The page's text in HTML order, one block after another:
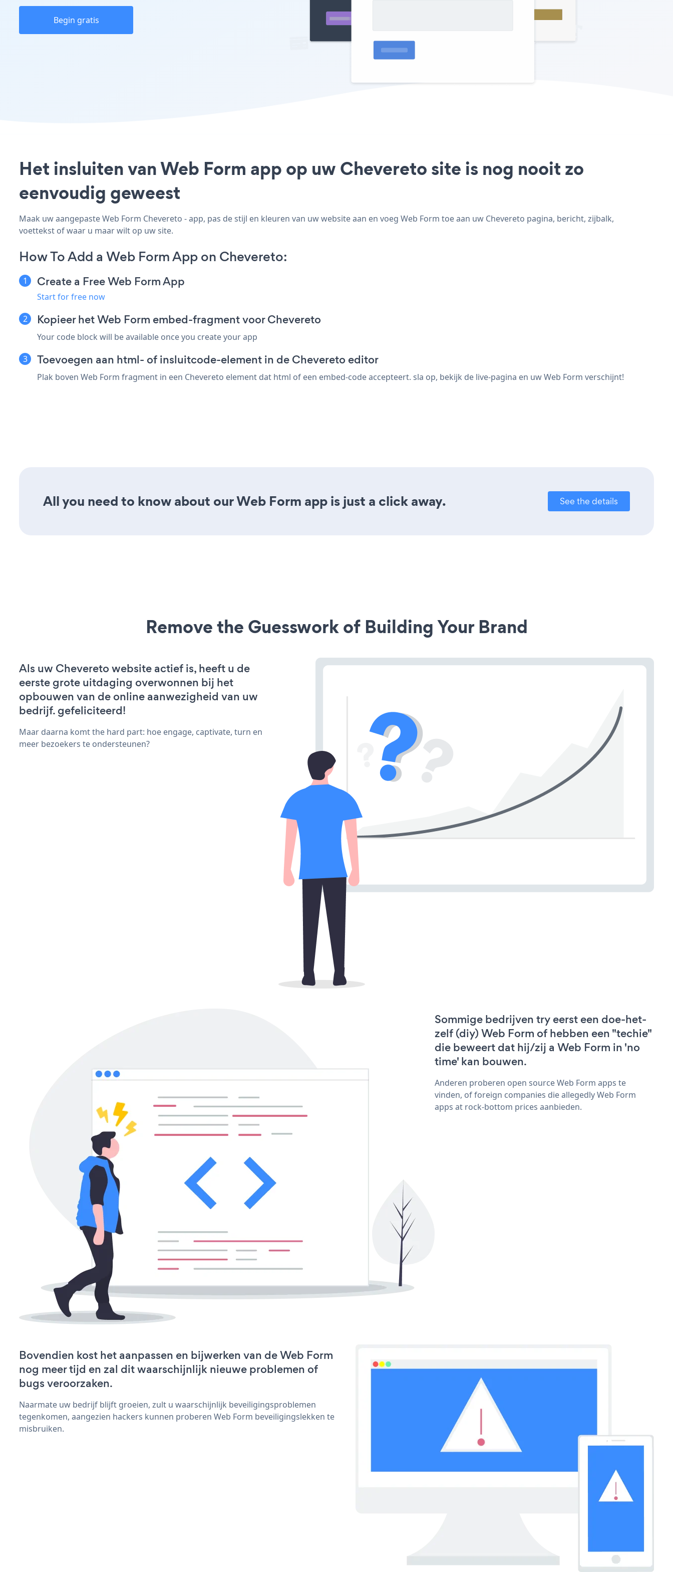
Begin gratis
Het insluiten van Web Form app op uw Chevereto site is nog nooit zo
eenvoudig geweest
Maak uw aangepaste Web Form Chevereto - app, pas de stijl en kleuren van uw website aan en voeg Web Form toe aan uw Chevereto pagina, bericht, zijbalk,
voettekst of waar u maar wilt op uw site.
How To Add a Web Form App on Chevereto:
Create a Free Web Form App
Start for free now
Kopieer het Web Form embed-fragment voor Chevereto
Your code block will be available once you create your app
Toevoegen aan html- of insluitcode-element in de Chevereto editor
Plak boven Web Form fragment in een Chevereto element dat html of een embed-code accepteert. sla op, bekijk de live-pagina en uw Web Form verschijnt!
All you need to know about our Web Form app is just a click away. See the details
Remove the Guesswork of Building Your Brand
Als uw Chevereto website actief is, heeft u de
eerste grote uitdaging overwonnen bij het
opbouwen van de online aanwezigheid van uw
bedrijf. gefeliciteerd!
Maar daarna komt the hard part: hoe engage, captivate, turn en
meer bezoekers te ondersteunen?
Sommige bedrijven try eerst een doe-het-
zelf (diy) Web Form of hebben een "techie"
die beweert dat hij/zij a Web Form in 'no
time' kan bouwen.
Anderen proberen open source Web Form apps te
vinden, of foreign companies die allegedly Web Form
apps at rock-bottom prices aanbieden.
Bovendien kost het aanpassen en bijwerken van de Web Form
nog meer tijd en zal dit waarschijnlijk nieuwe problemen of
bugs veroorzaken.
Naarmate uw bedrijf blijft groeien, zult u waarschijnlijk beveiligingsproblemen
tegenkomen, aangezien hackers kunnen proberen Web Form beveiligingslekken te
misbruiken.